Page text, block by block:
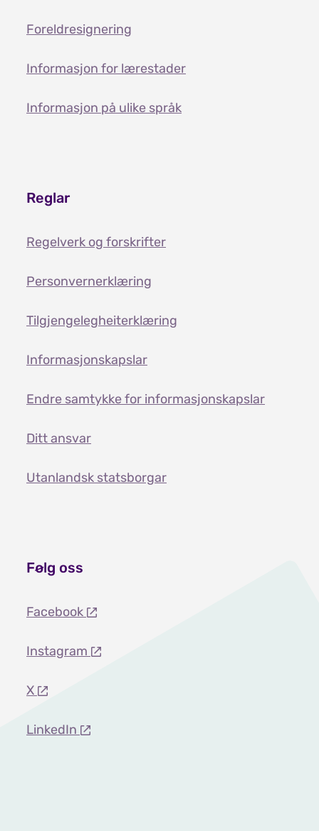
Foreldresignering
Informasjon for lærestader
Informasjon på ulike språk
Reglar
Regelverk og forskrifter
Personvernerklæring
Tilgjengelegheiterklæring
Informasjonskapslar
Endre samtykke for informasjonskapslar
Ditt ansvar
Utanlandsk statsborgar
Følg oss
Facebook
Instagram
X
LinkedIn